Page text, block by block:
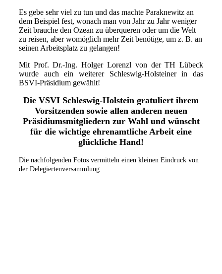
Es gebe sehr viel zu tun und das machte Paraknewitz an
dem Beispiel fest, wonach man von Jahr zu Jahr weniger
Zeit brauche den Ozean zu überqueren oder um die Welt
zu reisen, aber womöglich mehr Zeit benötige, um z. B. an
seinen Arbeitsplatz zu gelangen!
Mit Prof. Dr.-Ing. Holger Lorenzl von der TH Lübeck
wurde auch ein weiterer Schleswig-Holsteiner in das
BSVI-Präsidium gewählt!
Die VSVI Schleswig-Holstein gratuliert ihrem
Vorsitzenden sowie allen anderen neuen
Präsidiumsmitgliedern zur Wahl und wünscht
für die wichtige ehrenamtliche Arbeit eine
glückliche Hand!
Die nachfolgenden Fotos vermitteln einen kleinen Eindruck von
der Delegiertenversammlung